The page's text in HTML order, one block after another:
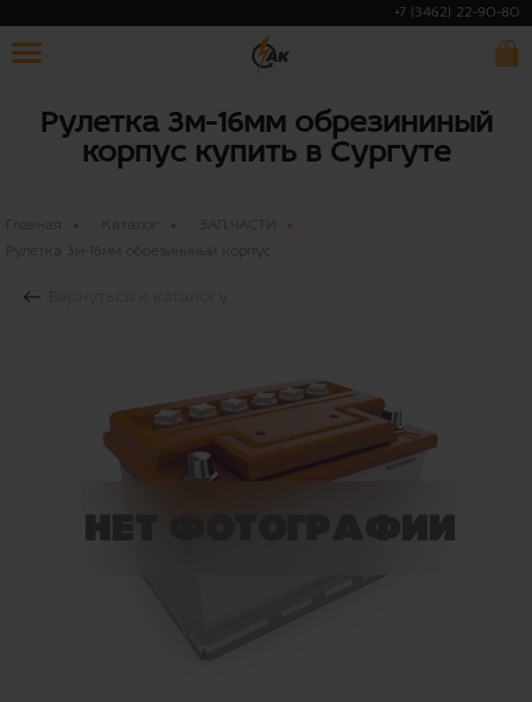
+7 (3462) 22-90-80
Рулетка 3м-16мм обрезининый
корпус купить в Сургуте
Главная
ЗАП.ЧАСТИ
Рулетка 3м-16мм обрезининый корпус